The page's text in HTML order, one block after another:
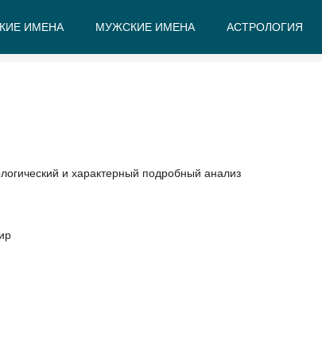
ИМЕНА МУЖСКИЕ ИМЕНА АСТРОЛОГИЯ
и характерный подробный анализ